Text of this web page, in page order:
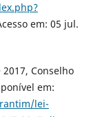
em: 05 jul.
2017, Conselho
em:
lei-